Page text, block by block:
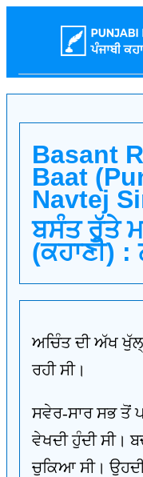
Basant
Baat
Navtej
ਬਸੰਤ ਰੁੱਤੇ
(ਕਹਾਣੀ)
ਅਚਿੰਤ ਦੀ ਅੱਖ
ਰਹੀ ਸੀ।
ਸਵੇਰ-ਸਾਰ ਸਭ ਤੋਂ
ਵੇਖਦੀ ਹੁੰਦੀ ਸੀ।
ਚੁਕਿਆ ਸੀ।